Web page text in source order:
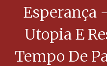
Esperança
Utopia E
Tempo De